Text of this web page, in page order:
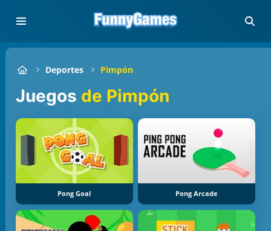
Deportes Pimpón
Juegos de Pimpón
Pong Goal Pong Arcade